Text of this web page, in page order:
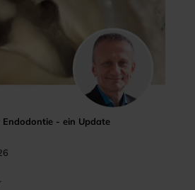
Endodontie - ein Update